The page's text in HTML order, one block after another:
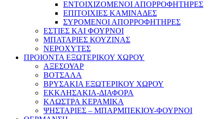
ΕΝΤΟΙΧΙΖΟΜΕΝΟΙ ΑΠΟΡΡΟΦΗΤΗΡΕΣ
ΕΠΙΤΟΙΧΙΕΣ ΚΑΜΙΝΑΔΕΣ
ΣΥΡΟΜΕΝΟΙ ΑΠΟΡΡΟΦΗΤΗΡΕΣ
ΕΣΤΙΕΣ ΚΑΙ ΦΟΥΡΝΟΙ
ΜΠΑΤΑΡΙΕΣ ΚΟΥΖΙΝΑΣ
ΝΕΡΟΧΥΤΕΣ
ΠΡΟΙΟΝΤΑ ΕΞΩΤΕΡΙΚΟΥ ΧΩΡΟΥ
ΑΞΕΣΟΥΑΡ
ΒΟΤΣΑΛΑ
ΒΡΥΣΑΚΙΑ ΕΞΩΤΕΡΙΚΟΥ ΧΩΡΟΥ
ΕΚΚΛΗΣΑΚΙΑ-ΔΙΑΦΟΡΑ
ΚΛΩΣΤΡΑ ΚΕΡΑΜΙΚΑ
ΨΗΣΤΑΡΙΕΣ – ΜΠΑΡΜΠΕΚΙΟΥ-ΦΟΥΡΝΟΙ